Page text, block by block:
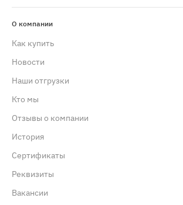
О компании
Как купить
Новости
Наши отгрузки
Кто мы
Отзывы о компании
История
Сертификаты
Реквизиты
Вакансии